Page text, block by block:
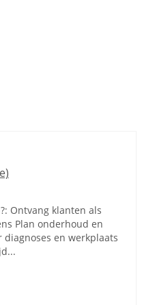
Ontvang klanten als
Plan onderhoud en
en werkplaats